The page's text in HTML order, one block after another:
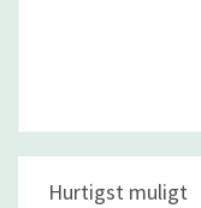
Hurtigst muligt